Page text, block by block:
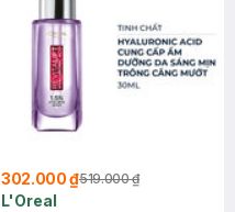
302.000 ₫519.000 ₫
L'Oreal